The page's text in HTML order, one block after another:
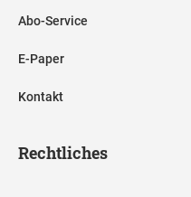
Abo-Service
E-Paper
Kontakt
Rechtliches